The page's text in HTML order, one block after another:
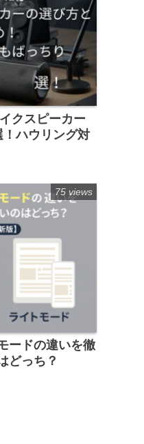
クスピーカー
ハウリング対
ードの違いを徹
どっち？
75 views